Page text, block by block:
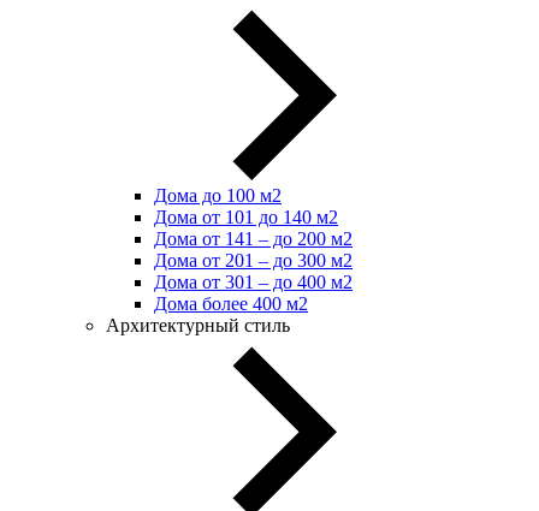
Дома до 100 м2
Дома от 101 до 140 м2
Дома от 141 – до 200 м2
Дома от 201 – до 300 м2
Дома от 301 – до 400 м2
Дома более 400 м2
Архитектурный стиль